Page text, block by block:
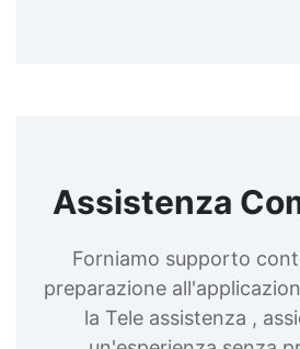
Assistenza
Forniamo supporto
preparazione
la Tele assistenza ,